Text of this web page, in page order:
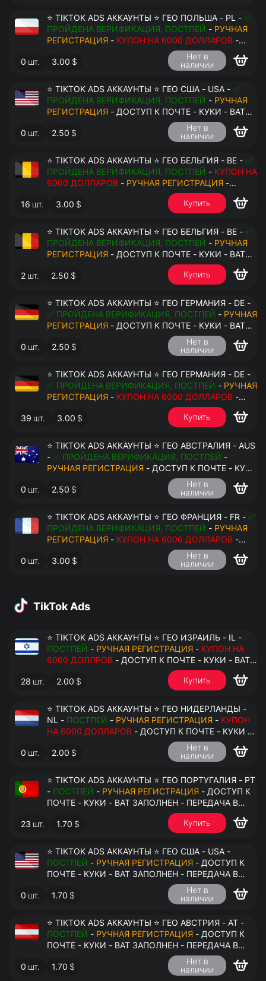
⭐ TIKTOK ADS АККАУНТЫ ⭐ ГЕО ПОЛЬША - PL - ✅
ПРОЙДЕНА ВЕРИФИКАЦИЯ, ПОСТПЕЙ - РУЧНАЯ
РЕГИСТРАЦИЯ - КУПОН НА 6000 ДОЛЛАРОВ -
ДОСТУП К ПОЧТЕ - КУКИ - ВАТ ЗАПОЛНЕН -
ПЕРЕДАЧА В АНТИДЕТЕКТ
0 шт. 3.00 $
Нет в
наличии
⭐ TIKTOK ADS АККАУНТЫ ⭐ ГЕО США - USA - ✅
ПРОЙДЕНА ВЕРИФИКАЦИЯ, ПОСТПЕЙ - РУЧНАЯ
РЕГИСТРАЦИЯ - ДОСТУП К ПОЧТЕ - КУКИ - ВАТ
ЗАПОЛНЕН - ПЕРЕДАЧА В АНТИДЕТЕКТ
0 шт. 2.50 $
Нет в
наличии
⭐ TIKTOK ADS АККАУНТЫ ⭐ ГЕО БЕЛЬГИЯ - BE - ✅
ПРОЙДЕНА ВЕРИФИКАЦИЯ, ПОСТПЕЙ - КУПОН НА
6000 ДОЛЛАРОВ - РУЧНАЯ РЕГИСТРАЦИЯ -
ДОСТУП К ПОЧТЕ - КУКИ - ВАТ ЗАПОЛНЕН -
ПЕРЕДАЧА В АНТИДЕТЕКТ
16 шт. 3.00 $ Купить
⭐ TIKTOK ADS АККАУНТЫ ⭐ ГЕО БЕЛЬГИЯ - BE - ✅
ПРОЙДЕНА ВЕРИФИКАЦИЯ, ПОСТПЕЙ - РУЧНАЯ
РЕГИСТРАЦИЯ - ДОСТУП К ПОЧТЕ - КУКИ - ВАТ
ЗАПОЛНЕН - ПЕРЕДАЧА В АНТИДЕТЕКТ
2 шт. 2.50 $ Купить
⭐ TIKTOK ADS АККАУНТЫ ⭐ ГЕО ГЕРМАНИЯ - DE -
✅ ПРОЙДЕНА ВЕРИФИКАЦИЯ, ПОСТПЕЙ - РУЧНАЯ
РЕГИСТРАЦИЯ - ДОСТУП К ПОЧТЕ - КУКИ - ВАТ
ЗАПОЛНЕН - ПЕРЕДАЧА В АНТИДЕТЕКТ
0 шт. 2.50 $
Нет в
наличии
⭐ TIKTOK ADS АККАУНТЫ ⭐ ГЕО ГЕРМАНИЯ - DE -
✅ ПРОЙДЕНА ВЕРИФИКАЦИЯ, ПОСТПЕЙ - РУЧНАЯ
РЕГИСТРАЦИЯ - КУПОН НА 6000 ДОЛЛАРОВ -
ДОСТУП К ПОЧТЕ - КУКИ - ВАТ ЗАПОЛНЕН -
ПЕРЕДАЧА В АНТИДЕТЕКТ
39 шт. 3.00 $ Купить
⭐ TIKTOK ADS АККАУНТЫ ⭐ ГЕО АВСТРАЛИЯ - AUS
- ✅ ПРОЙДЕНА ВЕРИФИКАЦИЯ, ПОСТПЕЙ -
РУЧНАЯ РЕГИСТРАЦИЯ - ДОСТУП К ПОЧТЕ - КУКИ
- ВАТ ЗАПОЛНЕН - ПЕРЕДАЧА В АНТИДЕТЕКТ
0 шт. 2.50 $
Нет в
наличии
⭐ TIKTOK ADS АККАУНТЫ ⭐ ГЕО ФРАНЦИЯ - FR - ✅
ПРОЙДЕНА ВЕРИФИКАЦИЯ, ПОСТПЕЙ - РУЧНАЯ
РЕГИСТРАЦИЯ - КУПОН НА 6000 ДОЛЛАРОВ -
ДОСТУП К ПОЧТЕ - КУКИ - ВАТ ЗАПОЛНЕН -
ПЕРЕДАЧА В АНТИДЕТЕКТ
0 шт. 3.00 $
Нет в
наличии
TikTok Ads
⭐ TIKTOK ADS АККАУНТЫ ⭐ ГЕО ИЗРАИЛЬ - IL -
ПОСТПЕЙ - РУЧНАЯ РЕГИСТРАЦИЯ - КУПОН НА
6000 ДОЛЛРОВ
ЗАПОЛНЕН - ПЕРЕДАЧА В АНТИДЕТЕКТ
28 шт. 2.00 $ Купить
⭐ TIKTOK ADS АККАУНТЫ ⭐ ГЕО НИДЕРЛАНДЫ -
NL - ПОСТПЕЙ - РУЧНАЯ РЕГИСТРАЦИЯ - КУПОН
НА 6000 ДОЛЛАРОВ - ДОСТУП К ПОЧТЕ - КУКИ -
ВАТ ЗАПОЛНЕН - ПЕРЕДАЧА В АНТИДЕТЕКТ
0 шт. 2.00 $
Нет в
наличии
⭐ TIKTOK ADS АККАУНТЫ ⭐ ГЕО ПОРТУГАЛИЯ - PT
- ПОСТПЕЙ - РУЧНАЯ РЕГИСТРАЦИЯ
ПОЧТЕ - КУКИ - ВАТ ЗАПОЛНЕН - ПЕРЕДАЧА В
23 шт. 1.70 $ Купить
⭐ TIKTOK ADS АККАУНТЫ ⭐ ГЕО США - USA -
ПОСТПЕЙ - РУЧНАЯ РЕГИСТРАЦИЯ - ДОСТУП К
ПОЧТЕ - КУКИ - ВАТ ЗАПОЛНЕН - ПЕРЕДАЧА В
0 шт. 1.70 $
Нет в
наличии
⭐ TIKTOK ADS АККАУНТЫ ⭐ ГЕО АВСТРИЯ - AT -
ПОСТПЕЙ - РУЧНАЯ РЕГИСТРАЦИЯ - ДОСТУП К
ПОЧТЕ - КУКИ - ВАТ ЗАПОЛНЕН - ПЕРЕДАЧА В
0 шт. 1.70 $
Нет в
наличии